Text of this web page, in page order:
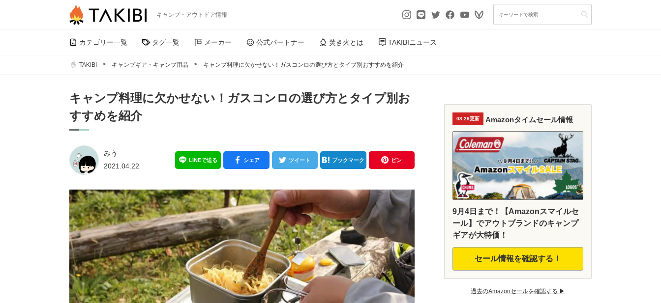
キャンプ・アウトドア情報
カテゴリー一覧 タグ一覧 メーカー 公式パートナー 焚き火とは TAKIBIニュース
TAKIBI キャンプギア・キャンプ用品 キャンプ料理に欠かせない！ガスコンロの選び方とタイプ別おすすめを紹介
キャンプ料理に欠かせない！ガスコンロの選び方とタイプ別お
すすめを紹介
みう
2021.04.22
LINEで送る シェア ツイート ブックマーク ピン
08.29更新 Amazonタイムセール情報
9月4日まで！【Amazonスマイルセ
ール】でアウトブランドのキャンプ
ギアが大特価！
セール情報を確認する！
過去のAmazonセールを確認する ▶︎